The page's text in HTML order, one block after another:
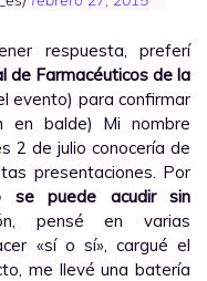
respuesta, preferí
de Farmacéuticos de la
evento) para confirmar
en balde) Mi nombre
2 de julio conocería de
presentaciones. Por
se puede acudir sin
pensé en varias
«sí o sí», cargué el
me llevé una batería